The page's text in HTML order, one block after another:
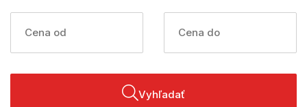
Vyhľadať